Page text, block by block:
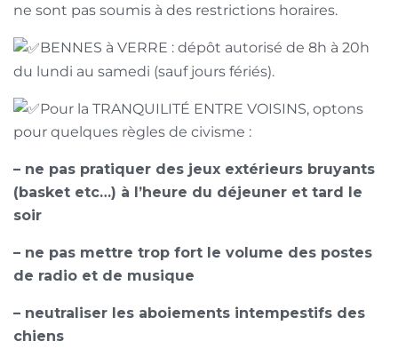
ne sont pas soumis à des restrictions horaires.
BENNES à VERRE : dépôt autorisé de 8h à 20h
du lundi au samedi (sauf jours fériés).
Pour la TRANQUILITÉ ENTRE VOISINS, optons
pour quelques règles de civisme :
– ne pas pratiquer des jeux extérieurs bruyants
(basket etc…) à l’heure du déjeuner et tard le
soir
– ne pas mettre trop fort le volume des postes
de radio et de musique
– neutraliser les aboiements intempestifs des
chiens